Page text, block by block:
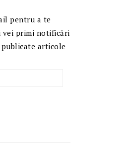
pentru a te
vei primi notificări
articole